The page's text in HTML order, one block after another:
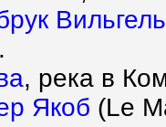
, река в
Якоб (Le